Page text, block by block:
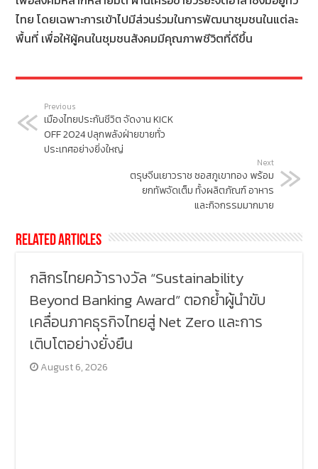
ไทย โดยเฉพาะการเข้าไปมีส่วนร่วมในการพัฒนาชุมชนในแต่ละ
พื้นที่ เพื่อให้ผู้คนในชุมชนสังคมมีคุณภาพชีวิตที่ดีขึ้น
Previous
เมืองไทยประกันชีวิต จัดงาน KICK
OFF 2024 ปลุกพลังฝ่ายขายทั่ว
ประเทศอย่างยิ่งใหญ่
Next
ตรุษจีนเยาวราช ซอสภูเขาทอง พร้อม
ยกทัพจัดเต็ม ทั้งผลิตภัณฑ์ อาหาร
และกิจกรรมมากมาย
Related Articles
กสิกรไทยคว้ารางวัล “Sustainability
Beyond Banking Award” ตอกย้ำผู้นำขับ
เคลื่อนภาคธุรกิจไทยสู่ Net Zero และการ
เติบโตอย่างยั่งยืน
August 6, 2026